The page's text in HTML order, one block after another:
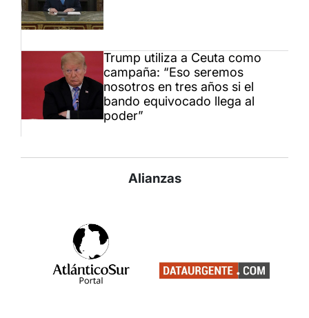
Trump utiliza a Ceuta como
campaña: “Eso seremos
nosotros en tres años si el
bando equivocado llega al
poder”
Alianzas